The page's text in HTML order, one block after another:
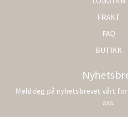
FRAKT
FAQ
BUTIKK
Meld deg på nyhetsbrevet vårt
oss.